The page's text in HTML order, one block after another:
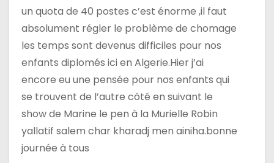
un quota de 40 postes c’est énorme ,il faut
absolument régler le problème de chomage
les temps sont devenus difficiles pour nos
enfants diplomés ici en Algerie.Hier j’ai
encore eu une pensée pour nos enfants qui
se trouvent de l’autre côté en suivant le
show de Marine le pen à la Murielle Robin
yallatif salem char kharadj men ainiha.bonne
journée à tous